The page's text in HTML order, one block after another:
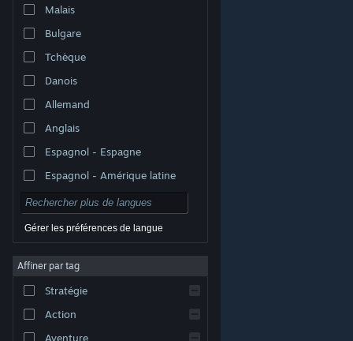
© Valve Corporation. Tous droits réservés. Toutes les
titulaires aux États-Unis et dans d'autres pays.
Accessibilité
Remboursements
Malais
Bulgare
Tchèque
Danois
Allemand
Anglais
Espagnol - Espagne
Espagnol - Amérique latine
Gérer les préférences de langue
Affiner par tag
Stratégie
Action
Aventure